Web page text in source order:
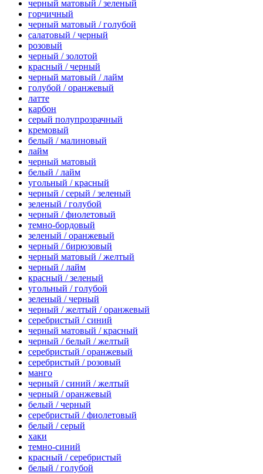
черный матовый / зеленый
горчичный
черный матовый / голубой
салатовый / черный
розовый
черный / золотой
красный / черный
черный матовый / лайм
голубой / оранжевый
латте
карбон
серый полупрозрачный
кремовый
белый / малиновый
лайм
черный матовый
белый / лайм
угольный / красный
черный / серый / зеленый
зеленый / голубой
черный / фиолетовый
темно-бордовый
зеленый / оранжевый
черный / бирюзовый
черный матовый / желтый
черный / лайм
красный / зеленый
угольный / голубой
зеленый / черный
черный / желтый / оранжевый
серебристый / синий
черный матовый / красный
черный / белый / желтый
серебристый / оранжевый
серебристый / розовый
манго
черный / синий / желтый
черный / оранжевый
белый / черный
серебристый / фиолетовый
белый / серый
хаки
темно-синий
красный / серебристый
белый / голубой